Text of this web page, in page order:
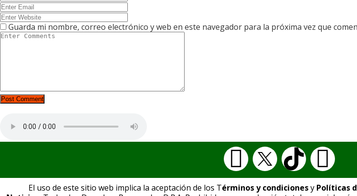
Guarda mi nombre, correo electrónico y web en este navegador para la próxima vez que
El uso de este sitio web implica la aceptación de los Términos y condicionesy Políticas